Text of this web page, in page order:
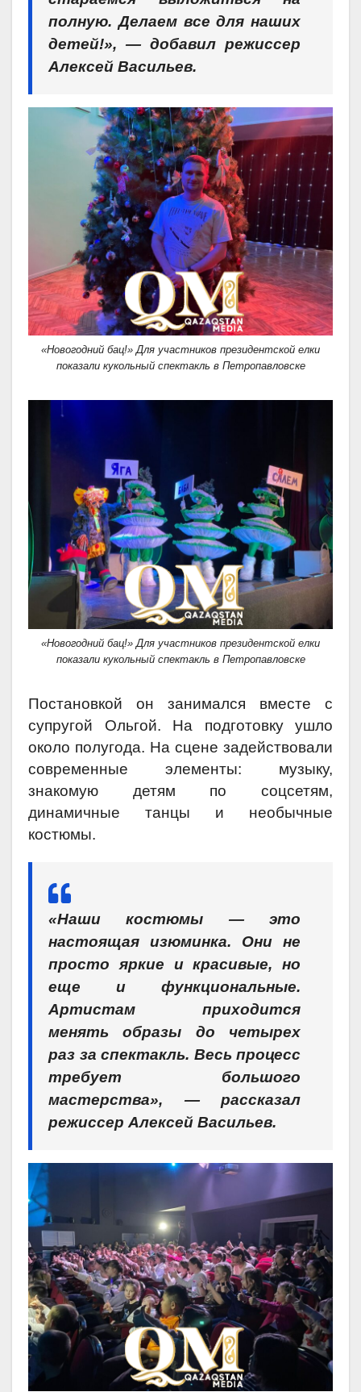
полную. Делаем все для наших
детей!», — добавил режиссер
Алексей Васильев.
«Новогодний бац!» Для участников президентской елки
показали кукольный спектакль в Петропавловске
«Новогодний бац!» Для участников президентской елки
показали кукольный спектакль в Петропавловске
Постановкой он занимался вместе с
супругой Ольгой. На подготовку ушло
около полугода. На сцене задействовали
современные элементы: музыку,
знакомую детям по соцсетям,
динамичные танцы и необычные
костюмы.
«Наши костюмы — это
настоящая изюминка. Они не
просто яркие и красивые, но
еще и функциональные.
Артистам приходится
менять образы до четырех
раз за спектакль. Весь процесс
требует большого
мастерства», — рассказал
режиссер Алексей Васильев.